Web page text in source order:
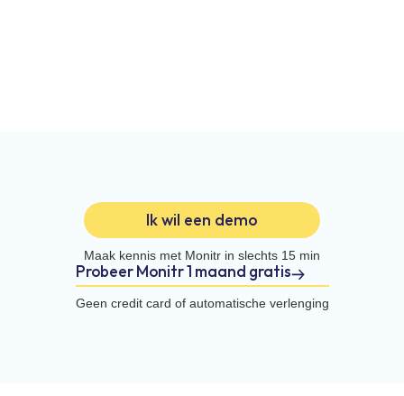
Ik wil een demo
Maak kennis met Monitr in slechts 15 min
Probeer Monitr 1 maand gratis
Geen credit card of automatische verlenging